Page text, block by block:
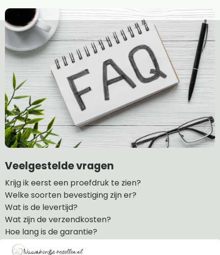
Veelgestelde vragen
Krijg ik eerst een proefdruk te zien?
Welke soorten bevestiging zijn er?
Wat is de levertijd?
Wat zijn de verzendkosten?
Hoe lang is de garantie?
Kan ik een naambordje retourneren?